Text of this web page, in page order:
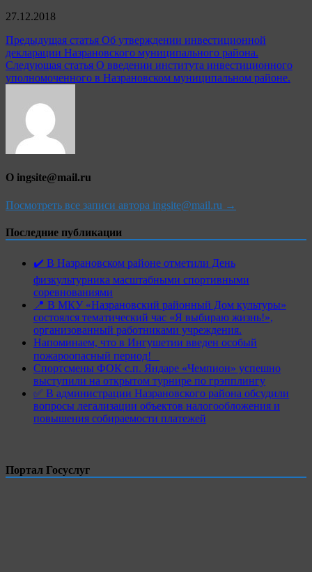
27.12.2018
Навигация
по
записям
Предыдущая статья Об утверждении инвестиционной
декларации Назрановского муниципального района.
Следующая статья О введении института инвестиционного
уполномоченного в Назрановском муниципальном районе.
О ingsite@mail.ru
Посмотреть все записи автора ingsite@mail.ru →
Последние публикации
✔️ В Назрановском районе отметили День
физкультурника масштабными спортивными
соревнованиями
📍 В МКУ «Назрановский районный Дом культуры»
состоялся тематический час «Я выбираю жизнь!»,
организованный работниками учреждения.
Напоминаем, что в Ингушетии введен особый
пожароопасный период!⁣⁣⠀
Спортсмены ФОК с.п. Яндаре «Чемпион» успешно
выступили на открытом турнире по грэпплингу
✅ В администрации Назрановского района обсудили
вопросы легализации объектов налогообложения и
повышения собираемости платежей
Портал Госуслуг